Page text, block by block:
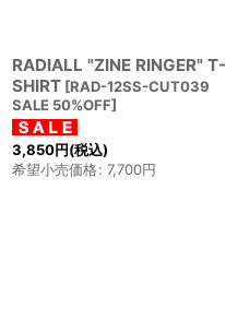
RADIALL "ZINE RINGER" T-
SHIRT [RAD-12SS-CUT039
SALE 50%OFF]
3,850円(税込)
希望小売価格: 7,700円